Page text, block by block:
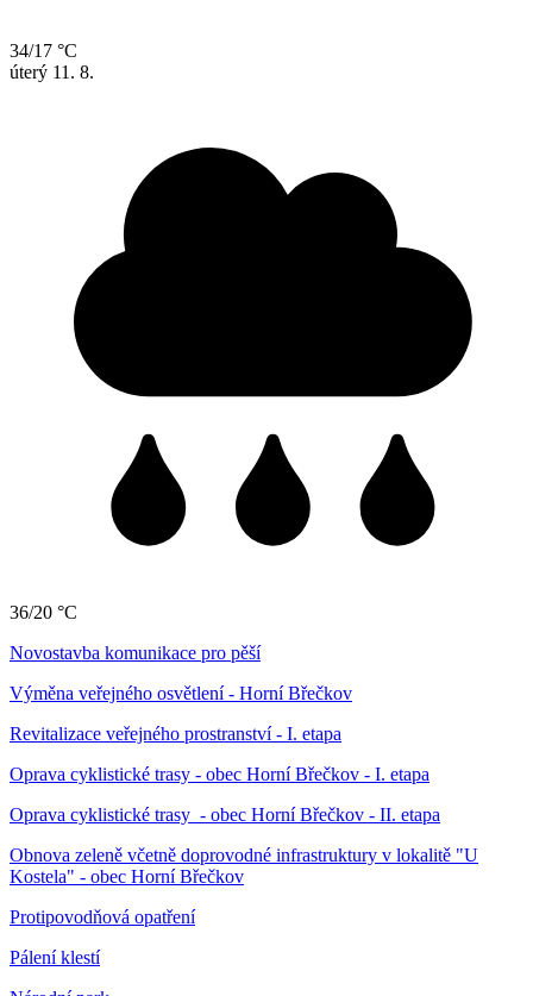
34/17 °C
úterý 11. 8.
36/20 °C
Novostavba komunikace pro pěší
Výměna veřejného osvětlení - Horní Břečkov
Revitalizace veřejného prostranství - I. etapa
Oprava cyklistické trasy - obec Horní Břečkov - I. etapa
Oprava cyklistické trasy - obec Horní Břečkov - II. etapa
Obnova zeleně včetně doprovodné infrastruktury v lokalitě "U
Kostela" - obec Horní Břečkov
Protipovodňová opatření
Pálení klestí